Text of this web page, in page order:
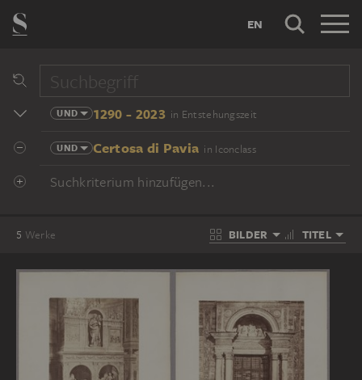
EN
UND 1290 - 2023 in Entstehungszeit
UND Certosa di Pavia in Iconclass
Suchkriterium hinzufügen...
5 Werke BILDER TITEL